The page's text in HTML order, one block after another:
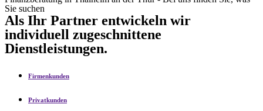
Sie suchen
Als Ihr Partner entwickeln wir
individuell zugeschnittene
Dienstleistungen.
Firmenkunden
Privatkunden